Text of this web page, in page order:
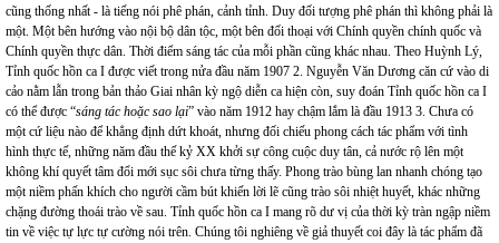
cũng thống nhất - là tiếng nói phê phán, cảnh tỉnh. Duy đối tượng phê phán thì không phải là
một. Một bên hướng vào nội bộ dân tộc, một bên đối thoại với Chính quyền chính quốc và
Chính quyền thực dân. Thời điểm sáng tác của mỗi phần cũng khác nhau. Theo Huỳnh Lý,
Tỉnh quốc hồn ca I được viết trong nửa đầu năm 1907 2. Nguyễn Văn Dương căn cứ vào di
cảo nằm lẫn trong bản thảo Giai nhân kỳ ngộ diễn ca hiện còn, suy đoán Tỉnh quốc hồn ca I
có thể được “sáng tác hoặc sao lại” vào năm 1912 hay chậm lắm là đầu 1913 3. Chưa có
một cứ liệu nào để khẳng định dứt khoát, nhưng đối chiếu phong cách tác phẩm với tình
hình thực tế, những năm đầu thế kỷ XX khởi sự công cuộc duy tân, cả nước rộ lên một
không khí quyết tâm đổi mới sục sôi chưa từng thấy. Phong trào bùng lan nhanh chóng tạo
một niềm phấn khích cho người cầm bút khiến lời lẽ cũng trào sôi nhiệt huyết, khác những
chặng đường thoái trào về sau. Tỉnh quốc hồn ca I mang rõ dư vị của thời kỳ tràn ngập niềm
tin về việc tự lực tự cường nói trên. Chúng tôi nghiêng về giả thuyết coi đây là tác phẩm đã